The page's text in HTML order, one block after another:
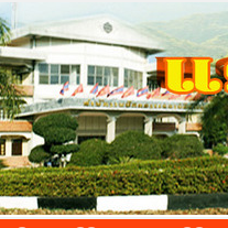
PROVINCE